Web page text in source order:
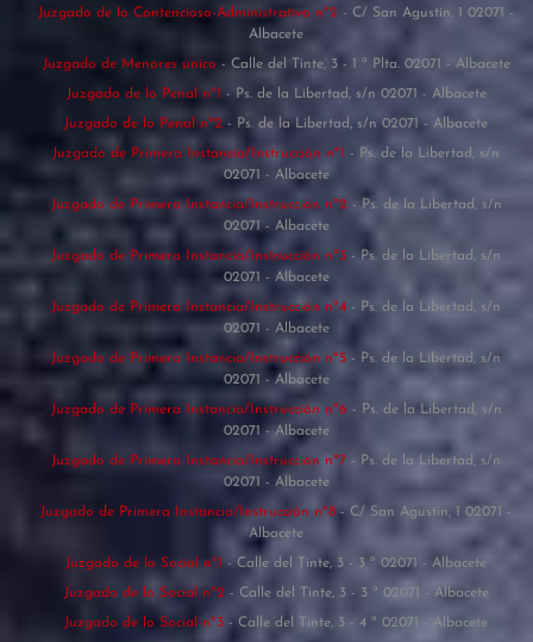
Juzgado de lo Contencioso-Administrativo nº2 - C/ San Agustín, 1 02071 -
Albacete
Juzgado de Menores único - Calle del Tinte, 3 - 1 ª Plta. 02071 - Albacete
Juzgado de lo Penal nº1 - Ps. de la Libertad, s/n 02071 - Albacete
Juzgado de lo Penal nº2 - Ps. de la Libertad, s/n 02071 - Albacete
Juzgado de Primera Instancia/Instrucción nº1 - Ps. de la Libertad, s/n
02071 - Albacete
Juzgado de Primera Instancia/Instrucción nº2 - Ps. de la Libertad, s/n
02071 - Albacete
Juzgado de Primera Instancia/Instrucción nº3 - Ps. de la Libertad, s/n
02071 - Albacete
Juzgado de Primera Instancia/Instrucción nº4 - Ps. de la Libertad, s/n
02071 - Albacete
Juzgado de Primera Instancia/Instrucción nº5 - Ps. de la Libertad, s/n
02071 - Albacete
Juzgado de Primera Instancia/Instrucción nº6 - Ps. de la Libertad, s/n
02071 - Albacete
Juzgado de Primera Instancia/Instrucción nº7 - Ps. de la Libertad, s/n
02071 - Albacete
Juzgado de Primera Instancia/Instrucción nº8- C/ San Agustín, 1 02071 -
Albacete
Juzgado de lo Social nº1 - Calle del Tinte, 3 - 3 º 02071 - Albacete
Juzgado de lo Social nº2 - Calle del Tinte, 3 - 3 º 02071 - Albacete
Juzgado de lo Social nº3 - Calle del Tinte, 3 - 4 º 02071 - Albacete